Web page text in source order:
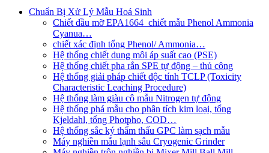
Chuẩn Bị Xử Lý Mẫu Hoá Sinh
Chiết dầu mỡ EPA1664_chiết mẫu Phenol Ammonia
Cyanua…
chiết xác định tổng Phenol/ Ammonia…
Hệ thống chiết dung môi áp suất cao (PSE)
Hệ thống chiết pha rắn SPE tự động – thủ công
Hệ thống giải pháp chiết độc tính TCLP (Toxicity
Characteristic Leaching Procedure)
Hệ thống làm giàu cô mẫu Nitrogen tự động
Hệ thống phá mẫu cho phân tích kim loại, tổng
Kjeldahl, tổng Photpho, COD…
Hệ thống sắc ký thẩm thấu GPC làm sạch mẫu
Máy nghiền mẫu lạnh sâu Cryogenic Grinder